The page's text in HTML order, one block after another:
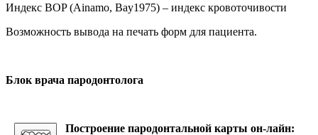
Индекс BOP (Ainamo, Bay1975) – индекс кровоточивости
Возможность вывода на печать форм для пациента.
Блок врача пародонтолога
Построение пародонтальной карты он-лайн: